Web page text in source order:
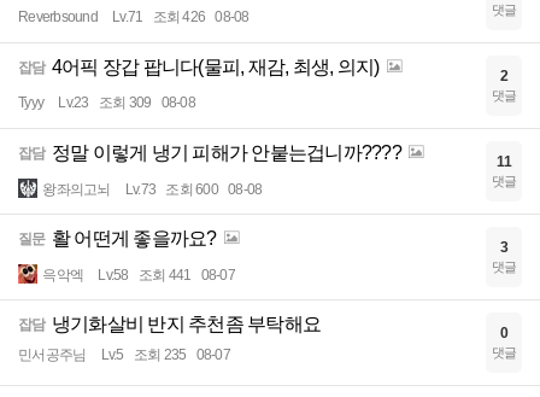
Reverbsound Lv.71 조회 426 08-08 댓글
잡담 4어픽 장갑 팝니다(물피, 재감, 최생, 의지)
Tyyy Lv.23 조회 309 08-08
2
댓글
잡담 정말 이렇게 냉기 피해가 안붙는겁니까????
왕좌의고뇌 Lv.73 조회 600 08-08
11
댓글
질문 활 어떤게 좋을까요?
윽악엑 Lv.58 조회 441 08-07
3
댓글
잡담 냉기화살비 반지 추천좀 부탁해요
민서공주님 Lv.5 조회 235 08-07
0
댓글